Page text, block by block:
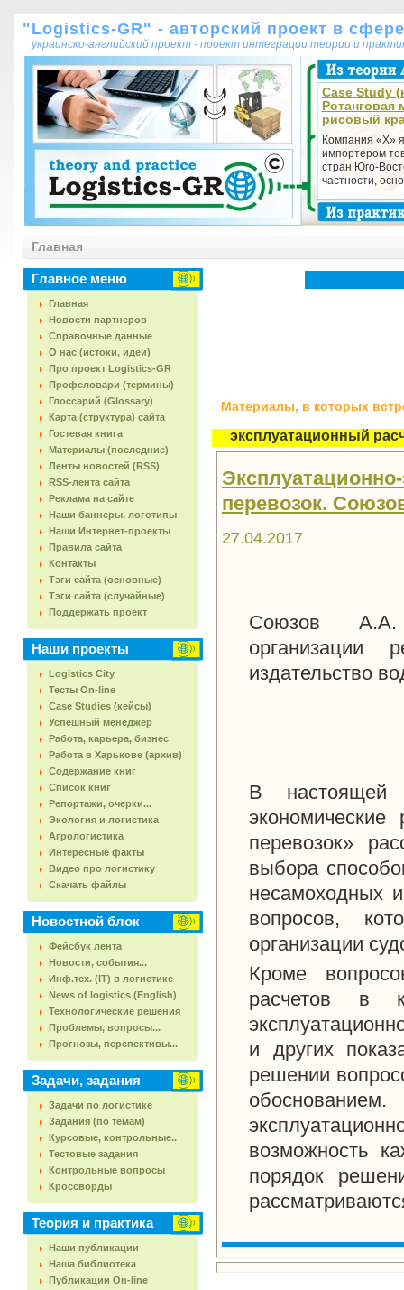
"Logistics-GR" - авторский проект в
украинско-английский проект - проект интеграции теории и
Case Study
Ротанговая
рисовый
Компания «X»
импортером
стран Юго-
частности,
Главная
Главное меню
Главная
Новости партнеров
Справочные данные
О нас (истоки, идеи)
Про проект Logistics-GR
Профсловари (термины)
Глоссарий (Glossary)
Карта (структура) сайта
Гостевая книга
Материалы (последние)
Ленты новостей (RSS)
RSS-лента сайта
Реклама на сайте
Наши баннеры, логотипы
Наши Интернет-проекты
Правила сайта
Контакты
Тэги сайта (основные)
Тэги сайта (случайные)
Поддержать проект
Наши проекты
Logistics City
Тесты On-line
Case Studies (кейсы)
Успешный менеджер
Работа, карьера, бизнес
Работа в Харькове (архив)
Содержание книг
Список книг
Репортажи, очерки...
Экология и логистика
Агрологистика
Интересные факты
Видео про логистику
Скачать файлы
Новостной блок
Фейсбук лента
Новости, события...
Инф.тех. (IT) в логистике
News of logistics (English)
Технологические решения
Проблемы, вопросы...
Прогнозы, перспективы...
Задачи, задания
Задачи по логистике
Задания (по темам)
Курсовые, контрольные..
Тестовые задания
Контрольные вопросы
Кроссворды
Теория и практика
Наши публикации
Наша библиотека
Публикации On-line
Материалы, в которых
эксплуатационный
перевозок.
27.04.2017
Союзов А.А.
организации
издательство
В настоящей
перевозок»
выбора
несамоходных
вопросов,
организации
Кроме
расчетов в
и других
решении
возможность
порядок